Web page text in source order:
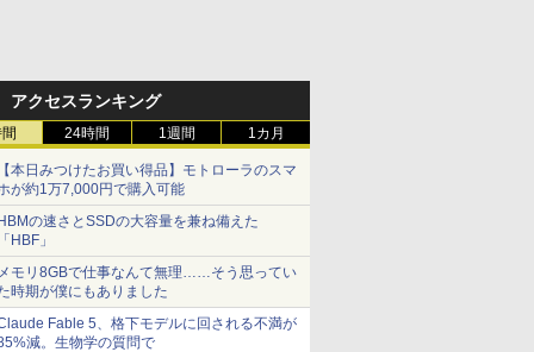
アクセスランキング
24時間 1週間 1カ月
本日みつけたお買い得品】モトローラのスマ
が約1万7,000円で購入可能
の速さとSSDの大容量を兼ね備えた
HBF」
モリ8GBで仕事なんて無理……そう思ってい
時期が僕にもありました
Fable 5、格下モデルに回される不満が
減。生物学の質問で